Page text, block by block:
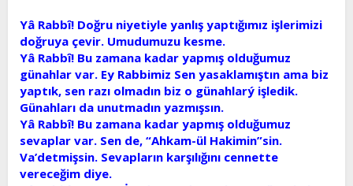
Yâ Rabbî! Doğru niyetiyle yanlış yaptığımız işlerimizi
doğruya çevir. Umudumuzu kesme.
Yâ Rabbî! Bu zamana kadar yapmış olduğumuz
günahlar var. Ey Rabbimiz Sen yasaklamıştın ama biz
yaptık, sen razı olmadın biz o günahlarý işledik.
Günahları da unutmadın yazmışsın.
Yâ Rabbî! Bu zamana kadar yapmış olduğumuz
sevaplar var. Sen de, “Ahkam-ül Hakimin”sin.
Va’detmişsin. Sevapların karşılığını cennette
vereceğim diye.